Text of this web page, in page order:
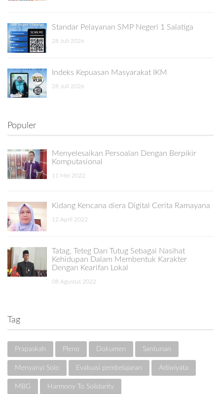
Standar Pelayanan SMP Negeri 1 Salatiga
28 Juli 2026
Indeks Kepuasan Masyarakat IKM
28 Juli 2026
Populer
Menyelesaikan Persoalan Dengan Berpikir
Komputasional
11 Mei 2022
Kidang Kencana diera Digital Cerita Ramayana
12 April 2022
Tatag, Teteg Dan Tutug Sebagai Nasihat
Kehidupan Dalam Membentuk Karakter
Dengan Kearifan Lokal
08 Agustus 2022
Tag
Prapaskah Pleno Dokumen Santunan
Menyanyi Solo Evaluasi pembelajaran Adiwiyata
MBG Harmony To Solidarity